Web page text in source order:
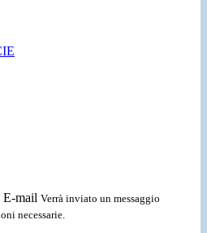
E-mail Verrà inviato un messaggio
necessarie.